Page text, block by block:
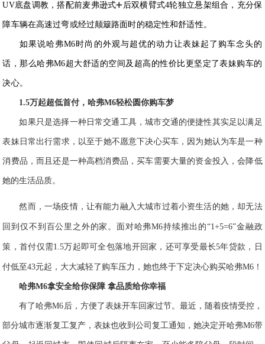
UV底盘调教，搭配前麦弗逊式➕ 后双横臂式4轮独立悬架组合，充分保
障车辆在高速过弯或经过颠簸路面时的稳定性和舒适性。
如果说哈弗M6时尚的外观与超优的动力让表妹起了购车念头的
话，那么哈弗M6超大舒适的空间及超高的性价比更坚定了表妹购车的
决心。
1.5万起超低首付， 哈弗M6轻松圆你购车梦
如果只是选择一种日常交通工具 ，城市交通 的便捷性其实足以满足
表妹日常出行需求， 以至于她不愿意下决心买车，因为她认为车是一种
消费品， 而且还是一种高档消费品，买车需要大量的资金投入 ，会降低
她的生活品质。
然 而，一场疫情，让有能力融入大城市过着小资生活的她，却无法
回到仅 不到百公里之外的家。面对哈弗M6持续推出的“1+5=6”金融政
策，首付仅需1.5万起即可全包落地开回家，还可享受最长5年贷款，日
付低至43元起，大大减轻了购车压力，她也终于下定决心购买哈弗M6 ！
哈弗M6拿安全给你保障 拿品质给你幸福
有了哈弗M6后， 方便了表妹开车回家过节。 最近， 随着疫情受控，
部分城市逐渐复工复产， 表妹也收到公司复工通知， 她决定开哈弗M6带